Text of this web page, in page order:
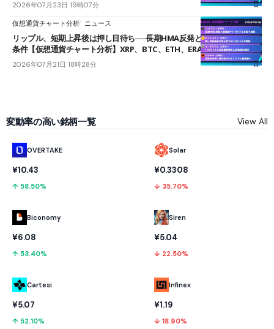
2026年07月23日 19時07分
仮想通貨チャート分析 ニュース
リップル、短期上昇後は押し目待ち──長期HMA反発と雲上抜けが買い
条件【仮想通貨チャート分析】XRP、BTC、ETH、ERA
2026年07月21日 18時28分
変動率の高い銘柄一覧 View All
OVERTAKE
¥10.43
↑ 58.50%
Biconomy
¥6.08
↑ 53.40%
Cartesi
¥5.07
↑ 52.10%
Solar
¥0.3308
↓ 35.70%
Siren
¥5.04
↓ 22.50%
Infinex
¥1.19
↓ 18.90%